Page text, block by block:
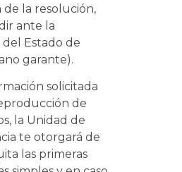
de la resolución,
ante la
Estado de
garante).
solicitada
de
la Unidad de
te otorgará de
las primeras